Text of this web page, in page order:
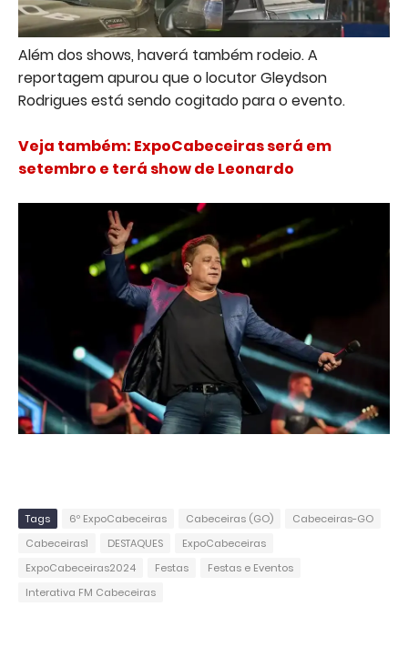
Além dos shows, haverá também rodeio. A
reportagem apurou que o locutor Gleydson
Rodrigues está sendo cogitado para o evento.
Veja também: ExpoCabeceiras será em
setembro e terá show de Leonardo
Tags 6º ExpoCabeceiras Cabeceiras (GO)
Cabeceiras-GO
Cabeceiras1
DESTAQUES
ExpoCabeceiras
ExpoCabeceiras2024
Festas
Festas e Eventos
Interativa FM Cabeceiras